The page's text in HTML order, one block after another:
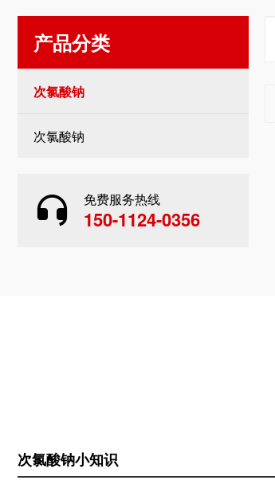
产品分类
次氯酸钠
次氯酸钠
免费服务热线
150-1124-0356
次氯酸钠小知识